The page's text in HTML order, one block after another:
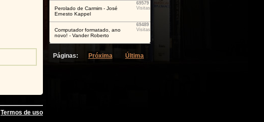
Termos de uso
Perolado de Carmim - José
Ernesto Kappel
69579
Visitas
Computador formatado, ano
novo! - Vander Roberto
69489
Visitas
Páginas: Próxima Última